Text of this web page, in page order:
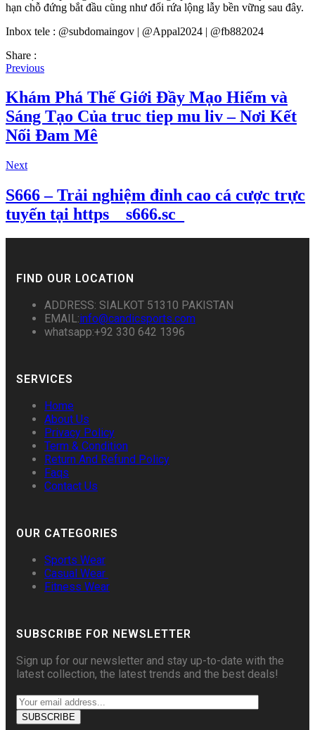
hạn chỗ đứng bắt đầu cũng như đổi rứa lộng lẫy bền vững sau đây.
Inbox tele : @subdomaingov | @Appal2024 | @fb882024
Share :
Previous
Khám Phá Thế Giới Đầy Mạo Hiểm và
Sáng Tạo Của truc tiep mu liv – Nơi Kết
Nối Đam Mê
Next
S666 – Trải nghiệm đỉnh cao cá cược trực
tuyến tại https__s666.sc_
FIND OUR LOCATION
ADDRESS: SIALKOT 51310 PAKISTAN
EMAIL:info@candicsports.com
whatsapp:+92 330 642 1396
SERVICES
Home
About Us
Privacy Policy
Term & Condition
Return And Refund Policy
Faqs
Contact Us
OUR CATEGORIES
Sports Wear
Casual Wear
Fitness Wear
SUBSCRIBE FOR NEWSLETTER
Sign up for our newsletter and stay up-to-date with the
latest collection, the latest trends and the best deals!